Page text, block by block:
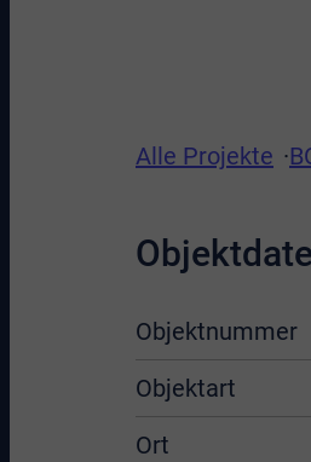
Alle Projekte
Objektnummer
Objektart
Ort